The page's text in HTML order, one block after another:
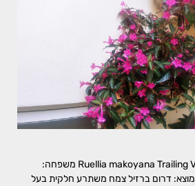
רואליית מקוי Ruellia makoyana Trailing Velvet Plant משפחה:
קוציציים, Acanthaceae מוצא: דרום ברזיל צמח משתרע חלקית בעל